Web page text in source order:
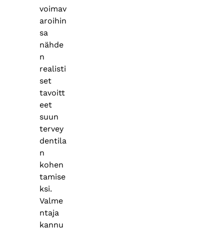
voimav
aroihin
sa
nähde
n
realisti
set
tavoitt
eet
suun
tervey
dentila
n
kohen
tamise
ksi.
Valme
ntaja
kannu